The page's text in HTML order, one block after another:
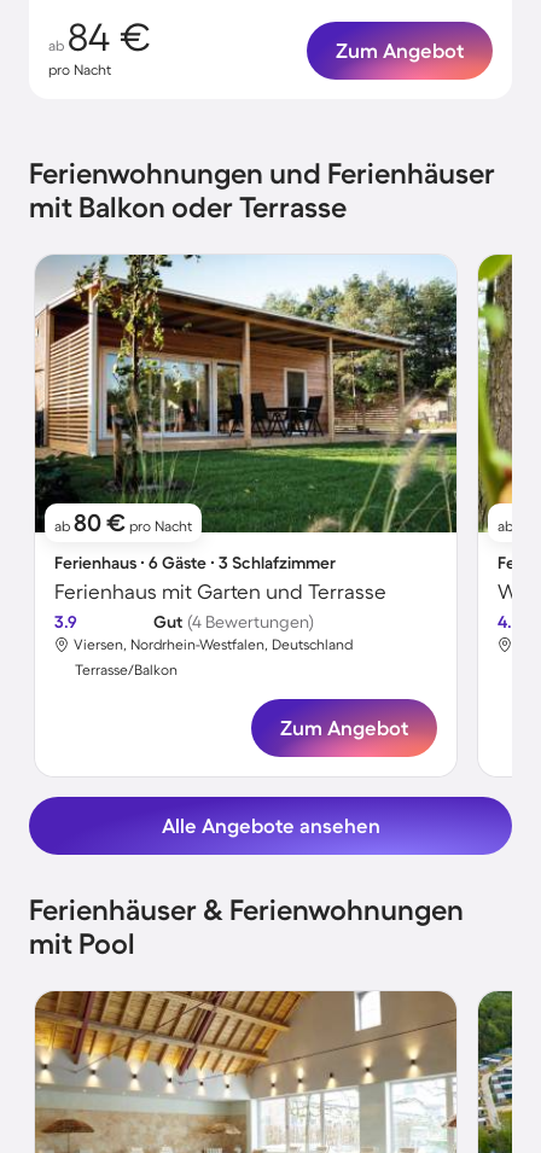
ab 84 €
pro Nacht
Zum Angebot
Ferienwohnungen und Ferienhäuser
mit Balkon oder Terrasse
ab 80 € pro Nacht
Ferienhaus ∙ 6 Gäste ∙ 3 Schlafzimmer
Ferienhaus mit Garten und Terrasse
3.9 Gut (4 Bewertungen)
Viersen, Nordrhein-Westfalen, Deutschland
Terrasse/Balkon
Zum Angebot
ab
4.0
Alle Angebote ansehen
Ferienhäuser & Ferienwohnungen
mit Pool